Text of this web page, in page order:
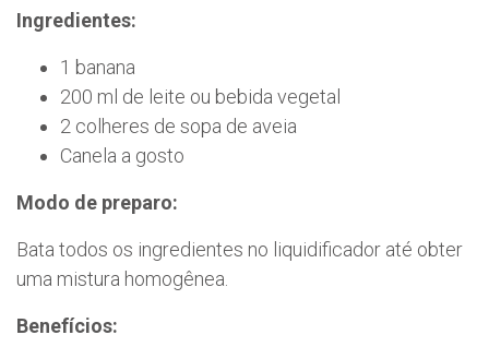
Ingredientes:
1 banana
200 ml de leite ou bebida vegetal
2 colheres de sopa de aveia
Canela a gosto
Modo de preparo:
Bata todos os ingredientes no liquidificador até obter
uma mistura homogênea.
Benefícios: